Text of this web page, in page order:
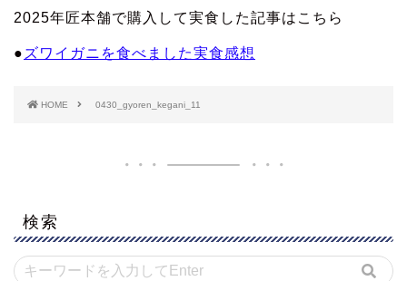
2025年匠本舗で購入して実食した記事はこちら
● ズワイガニを食べました実食感想
HOME 0430_gyoren_kegani_11
検索